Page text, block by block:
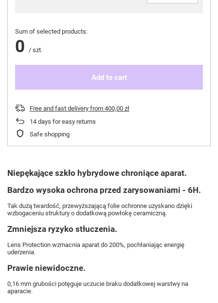
Sum of selected products:
0 / szt.
Add to cart
Free and fast delivery from 400,00 zł
14 days for easy returns
Safe shopping
Niepękające szkło hybrydowe chroniące aparat.
Bardzo wysoka ochrona przed zarysowaniami - 6H.
Tak dużą twardość, przewyższającą folie ochronne uzyskano dzięki
wzbogaceniu struktury o dodatkową powłokę ceramiczną.
Zmniejsza ryzyko stłuczenia.
Lens Protection wzmacnia aparat do 200%, pochłaniając energię
uderzenia.
Prawie niewidoczne.
0,16 mm grubości potęguje uczucie braku dodatkowej warstwy na
aparacie.